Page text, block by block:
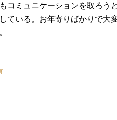
コミュニケーションを取ろう
ている。お年寄りばかりで大